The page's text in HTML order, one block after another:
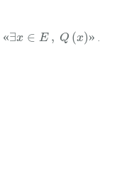
«∃x ∈ E , Q (x)»
∃ ,Q x»
.